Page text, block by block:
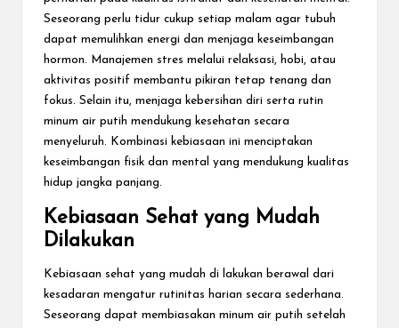
Seseorang perlu tidur cukup setiap malam agar tubuh
dapat memulihkan energi dan menjaga keseimbangan
hormon. Manajemen stres melalui relaksasi, hobi, atau
aktivitas positif membantu pikiran tetap tenang dan
fokus. Selain itu, menjaga kebersihan diri serta rutin
minum air putih mendukung kesehatan secara
menyeluruh. Kombinasi kebiasaan ini menciptakan
keseimbangan fisik dan mental yang mendukung kualitas
hidup jangka panjang.
Kebiasaan Sehat yang Mudah
Dilakukan
Kebiasaan sehat yang mudah di lakukan berawal dari
kesadaran mengatur rutinitas harian secara sederhana.
Seseorang dapat membiasakan minum air putih setelah